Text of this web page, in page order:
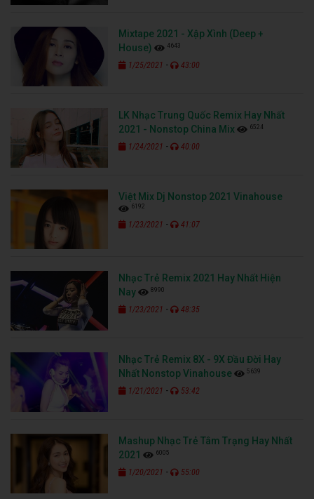
Mixtape 2021 - Xập Xình (Deep +
House)
4643
1/25/2021 - 43:00
LK Nhạc Trung Quốc Remix Hay Nhất
2021 - Nonstop China Mix
6524
1/24/2021 - 40:00
Việt Mix Dj Nonstop 2021 Vinahouse
6192
1/23/2021 - 41:07
Nhạc Trẻ Remix 2021 Hay Nhất Hiện
Nay
8990
1/23/2021 - 48:35
Nhạc Trẻ Remix 8X - 9X Đầu Đời Hay
Nhất Nonstop Vinahouse
5639
1/21/2021 - 53:42
Mashup Nhạc Trẻ Tâm Trạng Hay Nhất
2021
6005
1/20/2021 - 55:00